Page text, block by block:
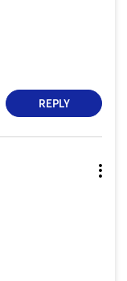
REPLY